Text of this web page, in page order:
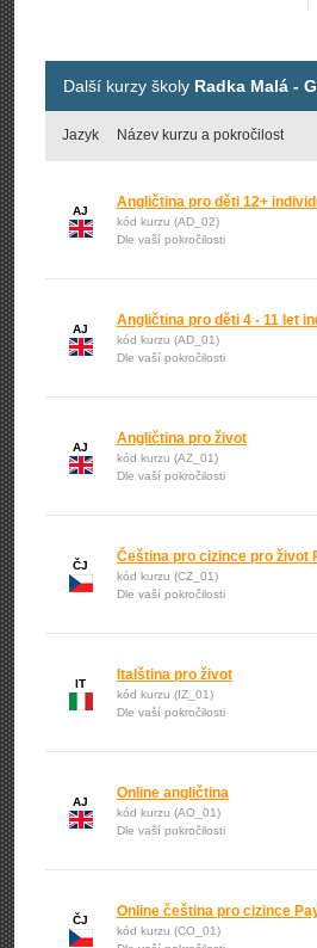
Další kurzy školy Radka Malá -
Jazyk Název kurzu a pokročilost
AJ
Angličtina pro děti 12+
kód kurzu (AD_02)
Dle vaší pokročilosti
AJ
Angličtina pro děti 4 - 11 let
kód kurzu (AD_01)
Dle vaší pokročilosti
AJ
Angličtina pro život
kód kurzu (AZ_01)
Dle vaší pokročilosti
ČJ
Čeština pro cizince pro život
kód kurzu (CZ_01)
Dle vaší pokročilosti
IT
Italština pro život
kód kurzu (IZ_01)
Dle vaší pokročilosti
AJ
Online angličtina
kód kurzu (AO_01)
Dle vaší pokročilosti
ČJ
Online čeština pro cizince
kód kurzu (CO_01)